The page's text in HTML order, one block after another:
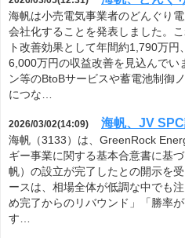
海帆は小売電気事業者のどんぐり
会社化することを発表しました。
ト改善効果として年間約1,790万
6,000万円の収益改善を見込んでい
ン等のBtoBサービスや蓄電池制御
につな…
2026/03/02(14:09) 海帆、JV
海帆（3133）は、GreenRock
ギー事業に関する基本合意書に基
帆）の設立が完了したとの開示を
ースは、相場全体が低調な中でも
め完了からのリバウンド」「勝率
す…